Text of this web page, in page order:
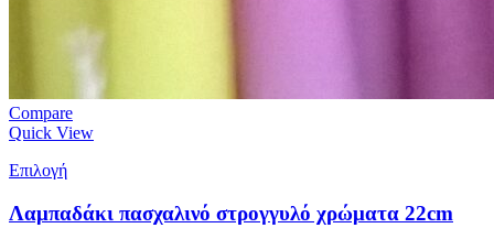
Compare
Quick View
Επιλογή
Λαμπαδάκι πασχαλινό στρογγυλό χρώματα 22cm